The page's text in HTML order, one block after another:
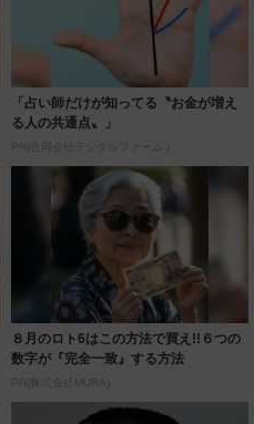
「占い師だけが知ってる〝お金が増え
る人の共通点〟」
PR(合同会社デジタルファーム )
８月のロト6はこの方法で買え!!６つの
数字が『完全一致』する方法
PR(株式会社MURA)